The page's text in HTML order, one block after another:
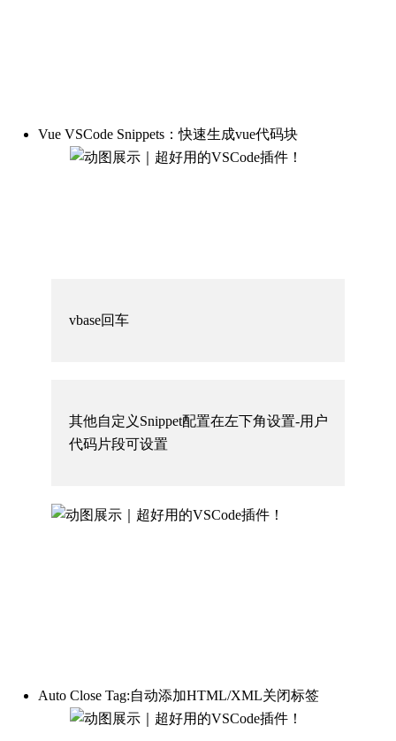
Vue VSCode Snippets：快速生成vue代码块
vbase回车
其他自定义Snippet配置在左下角设置-用户
代码片段可设置
Auto Close Tag:自动添加HTML/XML关闭标签